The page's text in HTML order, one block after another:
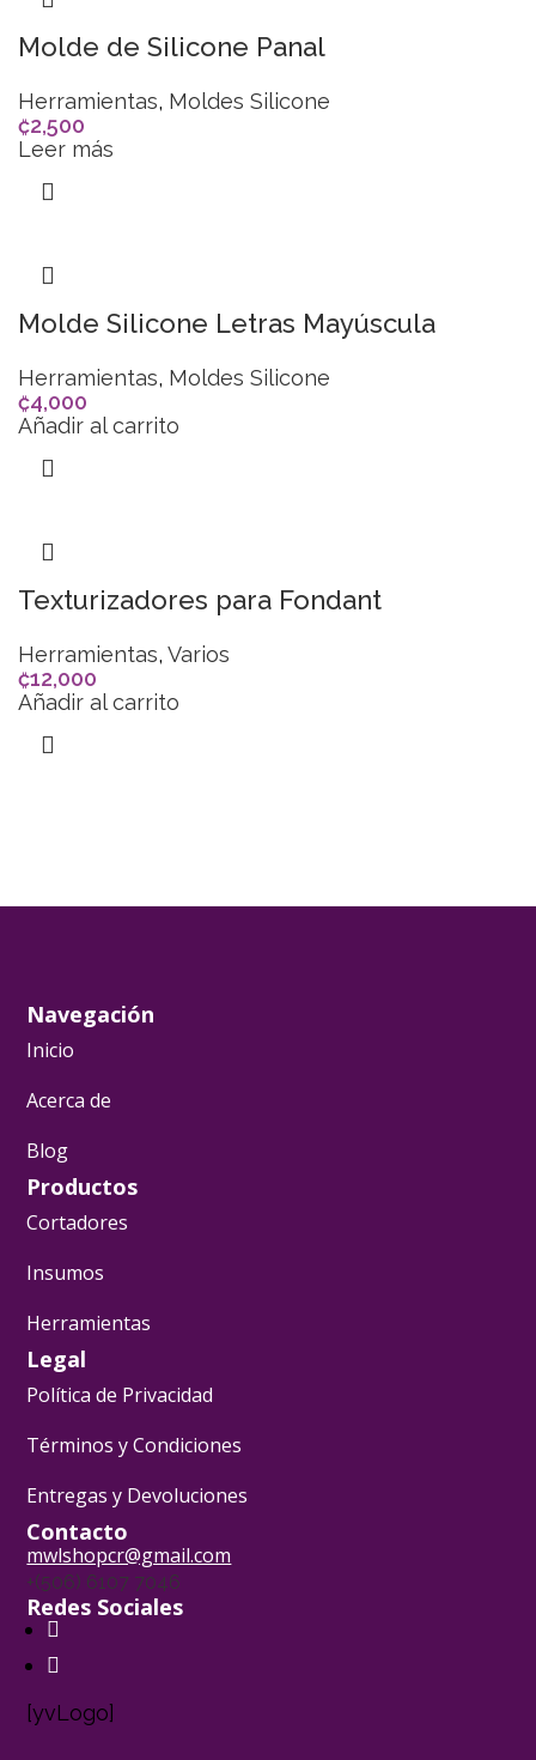
Molde de Silicone Panal
Herramientas, Moldes Silicone
₡2,500
Leer más
Molde Silicone Letras Mayúscula
Herramientas, Moldes Silicone
₡4,000
Añadir al carrito
Texturizadores para Fondant
Herramientas, Varios
₡12,000
Añadir al carrito
Navegación
Inicio
Acerca de
Blog
Productos
Cortadores
Insumos
Herramientas
Legal
Política de Privacidad
Términos y Condiciones
Entregas y Devoluciones
Contacto
mwlshopcr@gmail.com
+(506) 6107 7046
Redes Sociales
[yvLogo]